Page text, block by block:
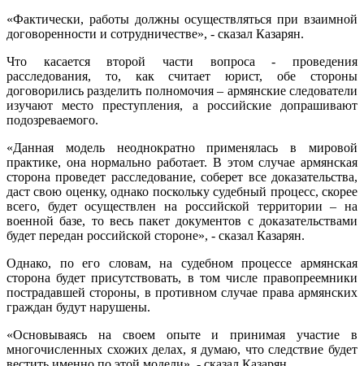
«Фактически, работы должны осуществляться при взаимной
договоренности и сотрудничестве», - сказал Казарян.
Что касается второй части вопроса - проведения
расследования, то, как считает юрист, обе стороны
договорились разделить полномочия – армянские следователи
изучают место преступления, а российские допрашивают
подозреваемого.
«Данная модель неоднократно применялась в мировой
практике, она нормально работает. В этом случае армянская
сторона проведет расследование, соберет все доказательства,
даст свою оценку, однако поскольку судебный процесс, скорее
всего, будет осуществлен на российской территории – на
военной базе, то весь пакет документов с доказательствами
будет передан российской стороне», - сказал Казарян.
Однако, по его словам, на судебном процессе армянская
сторона будет присутствовать, в том числе правопреемники
пострадавшей стороны, в противном случае права армянских
граждан будут нарушены.
«Основываясь на своем опыте и принимая участие в
многочисленных схожих делах, я думаю, что следствие будет